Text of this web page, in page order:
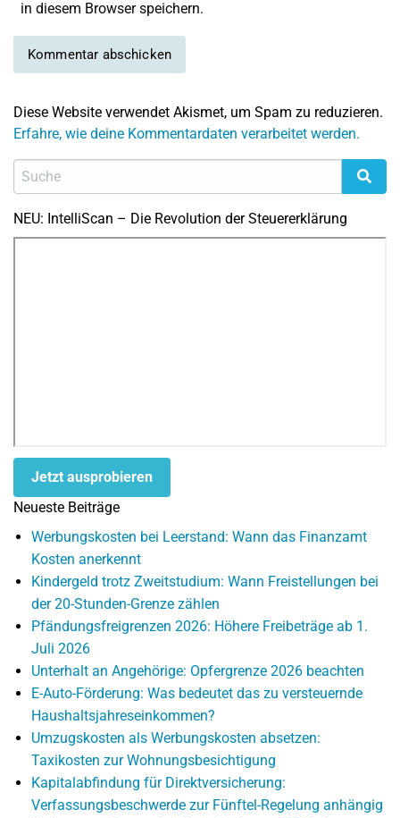
in diesem Browser speichern.
Diese Website verwendet Akismet, um Spam zu reduzieren.
Erfahre, wie deine Kommentardaten verarbeitet werden.
NEU: IntelliScan – Die Revolution der Steuererklärung
Jetzt ausprobieren
Neueste Beiträge
Werbungskosten bei Leerstand: Wann das Finanzamt
Kosten anerkennt
Kindergeld trotz Zweitstudium: Wann Freistellungen bei
der 20-Stunden-Grenze zählen
Pfändungsfreigrenzen 2026: Höhere Freibeträge ab 1.
Juli 2026
Unterhalt an Angehörige: Opfergrenze 2026 beachten
E-Auto-Förderung: Was bedeutet das zu versteuernde
Haushaltsjahreseinkommen?
Umzugskosten als Werbungskosten absetzen:
Taxikosten zur Wohnungsbesichtigung
Kapitalabfindung für Direktversicherung:
Verfassungsbeschwerde zur Fünftel-Regelung anhängig